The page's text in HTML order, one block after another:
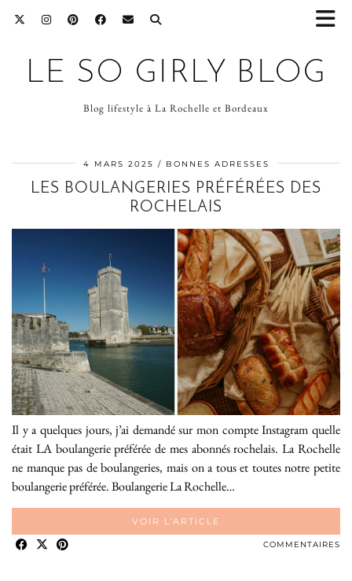
LE SO GIRLY BLOG
Blog lifestyle à La Rochelle et Bordeaux
4 MARS 2025 BONNES ADRESSES
LES BOULANGERIES PRÉFÉRÉES DES
ROCHELAIS
Il y a quelques jours, j’ai demandé sur mon compte Instagram quelle
était LA boulangerie préférée de mes abonnés rochelais. La Rochelle
ne manque pas de boulangeries, mais on a tous et toutes notre petite
boulangerie préférée. Boulangerie La Rochelle…
VOIR L’ARTICLE
COMMENTAIRES